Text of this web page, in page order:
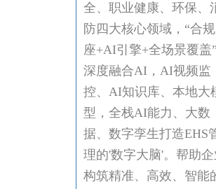
全、职业健康、环保、
防四大核心领域，“合
座+AI引擎+全场景覆盖”
深度融合AI，AI视频监
控、AI知识库、本地大
型，全栈AI能力、大数
据、数字孪生打造EHS
理的'数字大脑'。帮助企
构筑精准、高效、智能